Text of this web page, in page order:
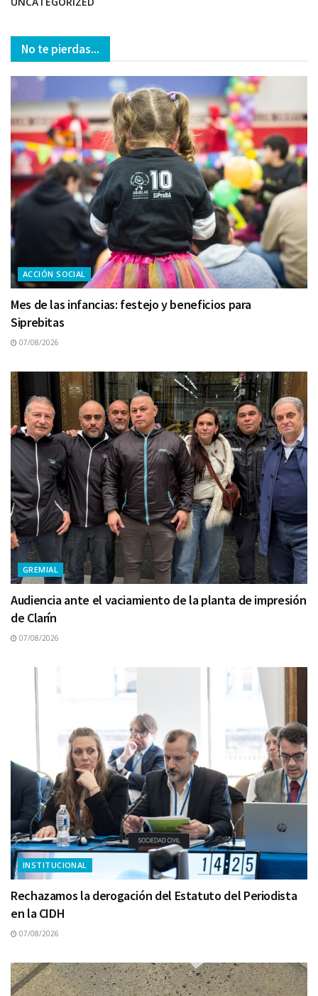
No te pierdas...
ACCIÓN SOCIAL
Mes de las infancias: festejo y beneficios para
Siprebitas
07/08/2026
GREMIAL
Audiencia ante el vaciamiento de la planta de impresión
de Clarín
07/08/2026
INSTITUCIONAL
Rechazamos la derogación del Estatuto del Periodista
en la CIDH
07/08/2026